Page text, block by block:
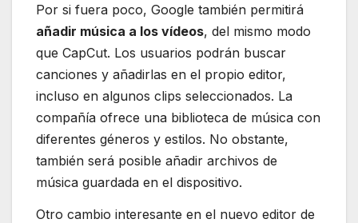
Por si fuera poco, Google también permitirá
añadir música a los vídeos, del mismo modo
que CapCut. Los usuarios podrán buscar
canciones y añadirlas en el propio editor,
incluso en algunos clips seleccionados. La
compañía ofrece una biblioteca de música con
diferentes géneros y estilos. No obstante,
también será posible añadir archivos de
música guardada en el dispositivo.
Otro cambio interesante en el nuevo editor de